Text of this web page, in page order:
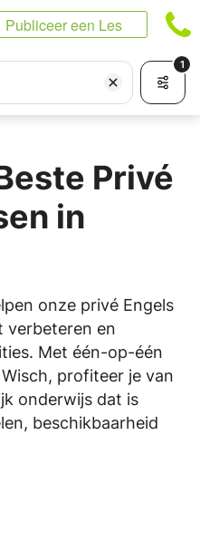
Publiceer een Les
1
Privé
in
onze privé Engels
verbeteren en
Met één-op-één
profiteer je van
onderwijs dat is
beschikbaarheid